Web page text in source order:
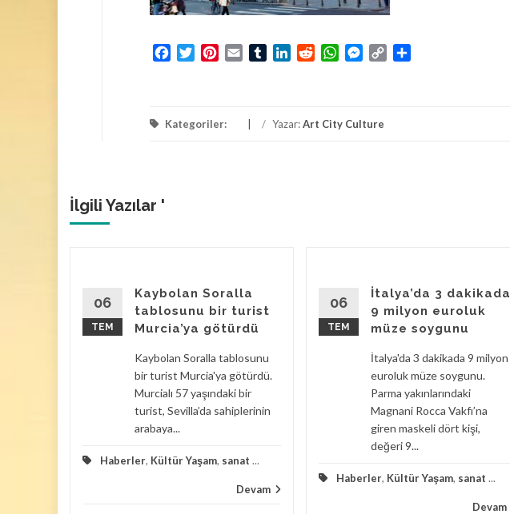
FacebookTwitterPinterest
Email TumblrLinkedInRedditWhatsApp
Messenger
Copy
Kategoriler: / Yazar:Art City Culture
İlgili Yazılar '
06
TEM
Kaybolan Soralla
tablosunu bir turist
Murcia’ya götürdü
Kaybolan Soralla tablosunu
bir turist Murcia'ya götürdü.
Murcialı 57 yaşındaki bir
turist, Sevilla’da sahiplerinin
arabaya...
Haberler, Kültür Yaşam, sanat ...
Devam
06
TEM
İtalya’da 3 dakikada
9 milyon euroluk
müze soygunu
İtalya'da 3 dakikada 9 milyon
euroluk müze soygunu.
Parma yakınlarındaki
Magnani Rocca Vakfı’na
giren maskeli dört kişi,
değeri 9...
Haberler, Kültür Yaşam, sanat ...
Devam